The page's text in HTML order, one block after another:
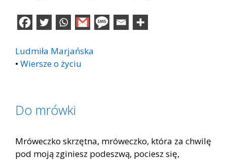
Ludmiła Marjańska
• Wiersze o życiu
Do mrówki
Mróweczko skrzętna, mróweczko, która za chwilę
pod moją zginiesz podeszwą, pociesz się,